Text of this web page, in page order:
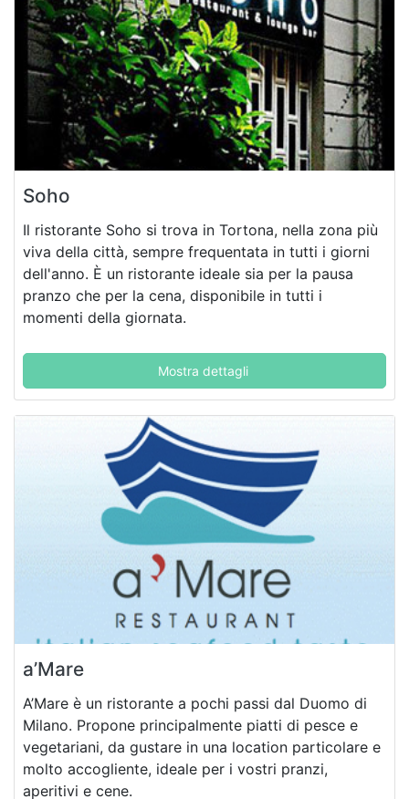
Soho
Il ristorante Soho si trova in Tortona, nella zona più
viva della città, sempre frequentata in tutti i giorni
dell'anno. È un ristorante ideale sia per la pausa
pranzo che per la cena, disponibile in tutti i
momenti della giornata.
Mostra dettagli
a’Mare
A’Mare è un ristorante a pochi passi dal Duomo di
Milano. Propone principalmente piatti di pesce e
vegetariani, da gustare in una location particolare e
molto accogliente, ideale per i vostri pranzi,
aperitivi e cene.